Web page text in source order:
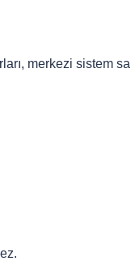
merkezi sistem